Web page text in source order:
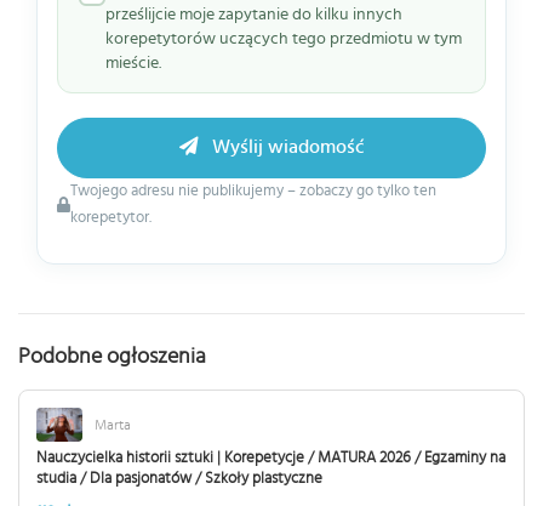
prześlijcie moje zapytanie do kilku innych
korepetytorów uczących tego przedmiotu w tym
mieście.
Twojego adresu nie publikujemy – zobaczy go tylko ten
korepetytor.
Wyślij wiadomość
Podobne ogłoszenia
Marta
Nauczycielka historii sztuki | Korepetycje / MATURA 2026 / Egzaminy na
studia / Dla pasjonatów / Szkoły plastyczne